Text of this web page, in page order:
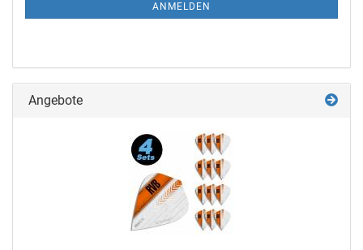
ANMELDEN
Angebote